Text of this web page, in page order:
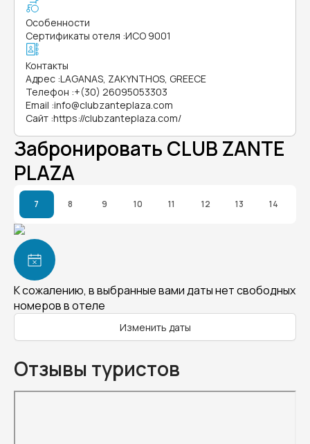
Особенности
Сертификаты отеля :ИСО 9001
Контакты
Адрес :LAGANAS, ZAKYNTHOS, GREECE
Телефон :+(30) 26095053303
Email :info@clubzanteplaza.com
Сайт :https://clubzanteplaza.com/
Забронировать CLUB ZANTE
PLAZA
7 8 9 10 11 12 13 14
К сожалению, в выбранные вами даты нет свободных
номеров в отеле
Изменить даты
Отзывы туристов